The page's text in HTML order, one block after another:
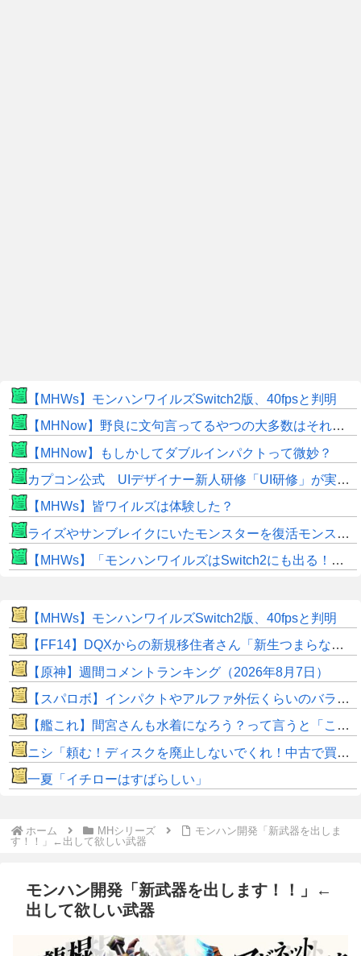
【MHWs】モンハンワイルズSwitch2版、40fpsと判明
【MHNow】野良に文句言ってるやつの大多数はそれしてないだけの雑魚だから聞く耳持つだけムダよ
【MHNow】もしかしてダブルインパクトって微妙？
カプコン公式 UIデザイナー新人研修「UI研修」が実装まで進みました！
【MHWs】皆ワイルズは体験した？
ライズやサンブレイクにいたモンスターを復活モンスターと呼ぶのはやめよう
【MHWs】「モンハンワイルズはSwitch2にも出る！」👈こいつにかけたい言葉ｗｗｗｗｗｗｗｗｗ
【MHWs】モンハンワイルズSwitch2版、40fpsと判明
【FF14】DQXからの新規移住者さん「新生つまらないって聞いてたけど普通に面白くてワロタｗｗ」
【原神】週間コメントランキング（2026年8月7日）
【スパロボ】インパクトやアルファ外伝くらいのバランス求む！！ → インパクトも最終的にはコアブースターで雑魚は一撃で倒せてたけどね
【艦これ】間宮さんも水着になろう？って言うと「こんなおばさんでもいいの？」って言ってあの際どい水着見せてくるんだ 他、間宮さんイラストスレ
ニシ「頼む！ディスクを廃止しないでくれ！中古で買えなくなるんだ！」
一夏「イチローはすばらしい」
ホーム MHシリーズ
モンハン開発「新武器を出しま
す！！」←出して欲しい武器
モンハン開発「新武器を出します！！」←
出して欲しい武器